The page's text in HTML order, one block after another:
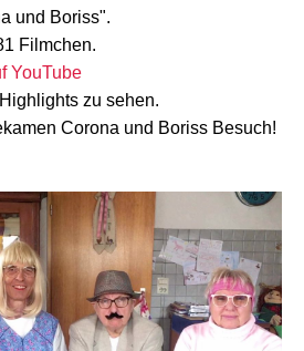
und Boriss".
Filmchen.
YouTube
zu sehen.
Corona und Boriss Besuch!